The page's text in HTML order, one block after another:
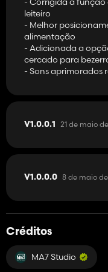
Categoria: Diversos
Preço: $ 25.000
Manutenção diária: $ 10
Garagem pequena em
Categoria: Galpões
Preço: $ 10.000
Garagem pequena em
Preço: $ 135.000
Manutenção diária: $ 30
Galpão metálico fechado
Categoria: Armazéns
Manutenção diária: $ 15
Categoria: currais para
Preço: $ 65.000
Manutenção diária: $ 80
Animais: 19 vacas
leiteiro
- Melhor
alimentação
- Adicionada a
cercado para
- Sons aprimorados
V1.0.0.1 21 de maio
V1.0.0.0 8 de maio
Créditos
MA7 Studio